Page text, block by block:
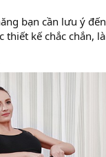
bạn cần lưu ý
kế chắc chắn,